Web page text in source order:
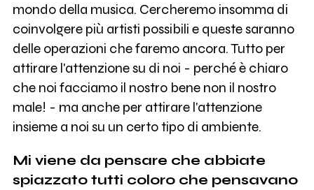
mondo della musica. Cercheremo insomma di
coinvolgere più artisti possibili e queste saranno
delle operazioni che faremo ancora. Tutto per
attirare l'attenzione su di noi - perché è chiaro
che noi facciamo il nostro bene non il nostro
male! - ma anche per attirare l'attenzione
insieme a noi su un certo tipo di ambiente.
Mi viene da pensare che abbiate
spiazzato tutti coloro che pensavano